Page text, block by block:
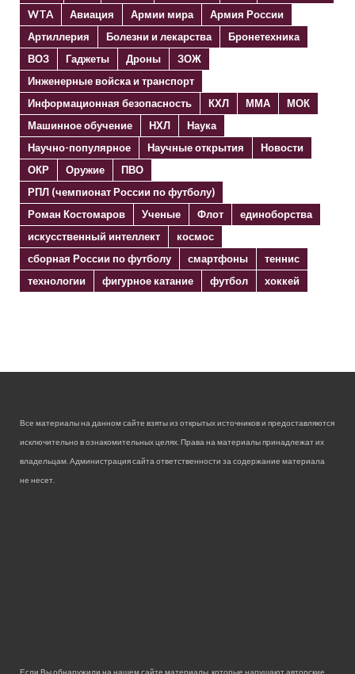
WTA
Авиация Армии мира
Армия России
Артиллерия
Болезни и лекарства
Бронетехника
ВОЗ
Гаджеты Дроны
ЗОЖ
Инженерные войска и транспорт
Информационная безопасность
КХЛ ММА
МОК
Машинное обучение
НХЛ
Наука
Научно-популярное
Научные открытия
Новости
ОКР
Оружие
ПВО
РПЛ (чемпионат России по футболу)
Роман Костомаров
Ученые Флот
единоборства
искусственный интеллект
космос
сборная России по футболу
смартфоны
теннис
технологии
фигурное катание футбол хоккей
Все материалы на данном сайте взяты из открытых источников и предоставляются
исключительно в ознакомительных целях. Права на материалы принадлежат их
владельцам. Администрация сайта ответственности за содержание материала
не несет.
Если Вы обнаружили на нашем сайте материалы, которые нарушают авторские